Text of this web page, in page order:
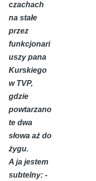
czachach
na stałe
przez
funkcjonari
uszy pana
Kurskiego
w TVP,
gdzie
powtarzano
te dwa
słowa aż do
żygu.
A ja jestem
subtelny: -